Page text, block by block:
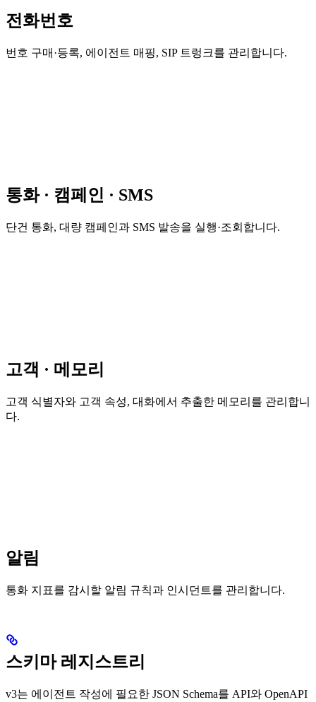
전화번호
번호 구매·등록, 에이전트 매핑, SIP 트렁크를 관리합니다.
통화 · 캠페인 · SMS
단건 통화, 대량 캠페인과 SMS 발송을 실행·조회합니다.
고객 · 메모리
고객 식별자와 고객 속성, 대화에서 추출한 메모리를 관리합니
다.
알림
통화 지표를 감시할 알림 규칙과 인시던트를 관리합니다.
스키마 레지스트리
v3는 에이전트 작성에 필요한 JSON Schema를 API와 OpenAPI